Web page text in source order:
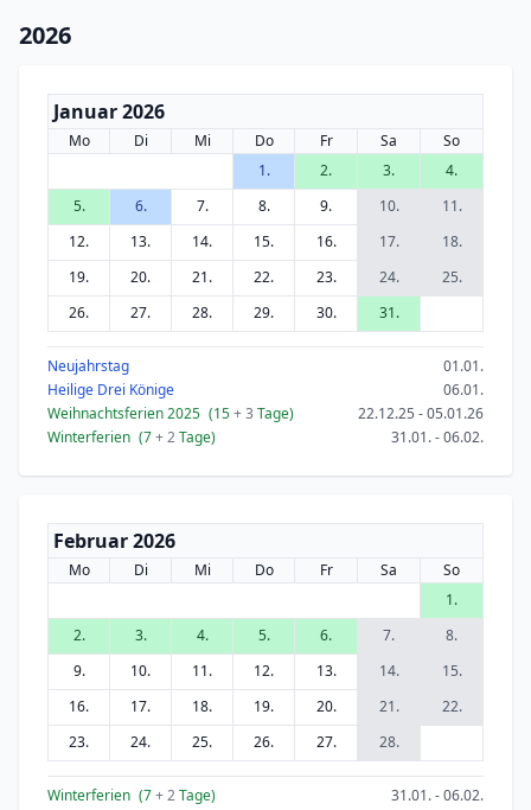
2026
Januar 2026
Mo Di Mi Do Fr Sa
So
1.
2. 3.
4.
5.
6. 7. 8. 9. 10.
11.
12.
13. 14. 15. 16. 17.
18.
19.
20. 21. 22. 23. 24.
25.
26.
27. 28. 29. 30. 31.
Neujahrstag
01.01.
Heilige Drei Könige
06.01.
Weihnachtsferien 2025 (15+ 3 Tage)
22.12.25 - 05.01.26
Winterferien (7+ 2Tage) 31.01. - 06.02.
Februar 2026
Mo Di Mi Do Fr Sa
So
1.
2.
3. 4. 5. 6. 7.
8.
9.
10. 11. 12. 13. 14.
15.
16.
17. 18. 19. 20. 21.
22.
23.
24. 25. 26. 27. 28.
Winterferien (7+ 2Tage) 31.01. - 06.02.